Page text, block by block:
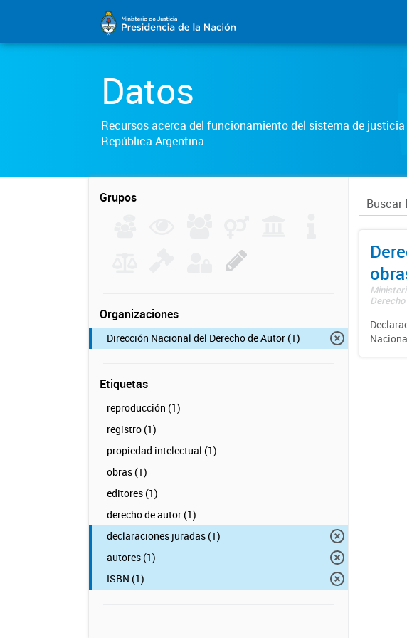
Datos
Recursos acerca del funcionamiento del sistema de justicia
República Argentina.
Grupos
Organizaciones
Dirección Nacional del Derecho de Autor (1)
Etiquetas
reproducción (1)
registro (1)
propiedad intelectual (1)
obras (1)
editores (1)
derecho de autor (1)
declaraciones juradas (1)
autores (1)
ISBN (1)